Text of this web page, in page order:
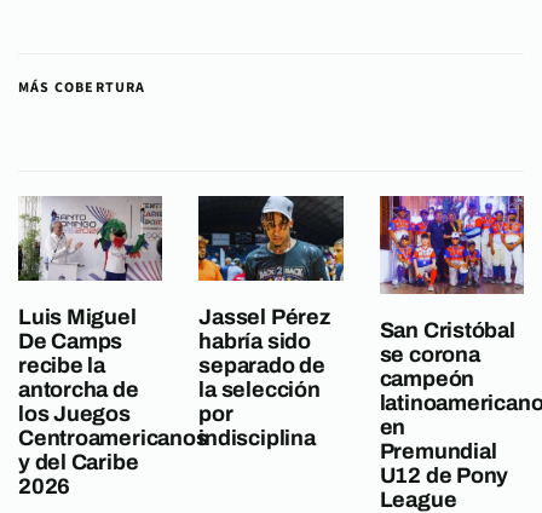
MÁS COBERTURA
Luis Miguel
De Camps
recibe la
antorcha de
los Juegos
Centroamericanos
y del Caribe
2026
Jassel Pérez
habría sido
separado de
la selección
por
indisciplina
San Cristóbal
se corona
campeón
en
Premundial
U12 de Pony
League